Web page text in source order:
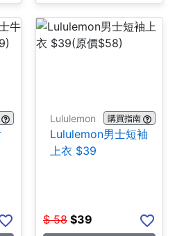
Lululemon 購買指南
Lululemon男士短袖
上衣 $39
$ 58 $39